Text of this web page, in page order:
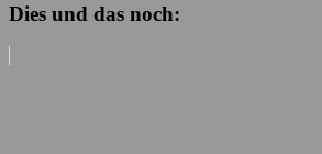
Dies und das noch: